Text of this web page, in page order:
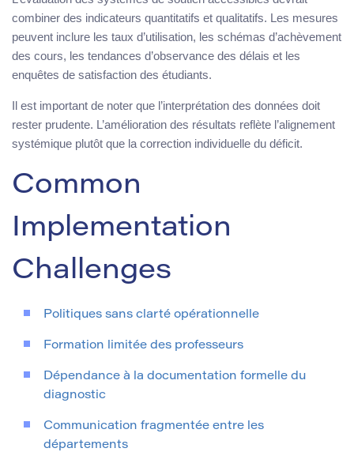
combiner des indicateurs quantitatifs et qualitatifs. Les mesures
peuvent inclure les taux d’utilisation, les schémas d’achèvement
des cours, les tendances d’observance des délais et les
enquêtes de satisfaction des étudiants.
Il est important de noter que l’interprétation des données doit
rester prudente. L’amélioration des résultats reflète l’alignement
systémique plutôt que la correction individuelle du déficit.
Common
Implementation
Challenges
Politiques sans clarté opérationnelle
Formation limitée des professeurs
Dépendance à la documentation formelle du
diagnostic
Communication fragmentée entre les
départements